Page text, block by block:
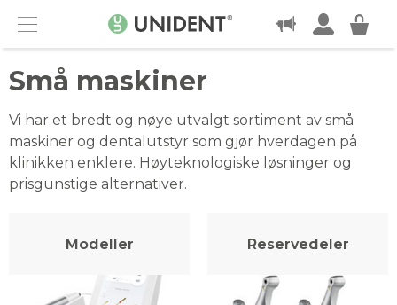
Menu
KONTAKT
Små maskiner
Vi har et bredt og nøye utvalgt sortiment av små
maskiner og dentalutstyr som gjør hverdagen på
klinikken enklere. Høyteknologiske løsninger og
prisgunstige alternativer.
Modeller Reservedeler